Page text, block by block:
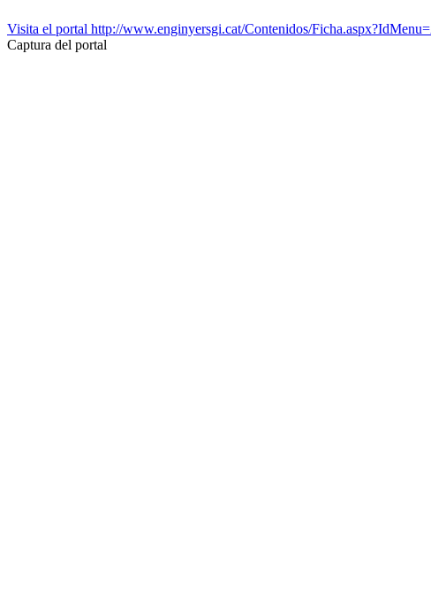
Visita el portal http://www.enginyersgi.cat/Contenidos/
Captura del portal